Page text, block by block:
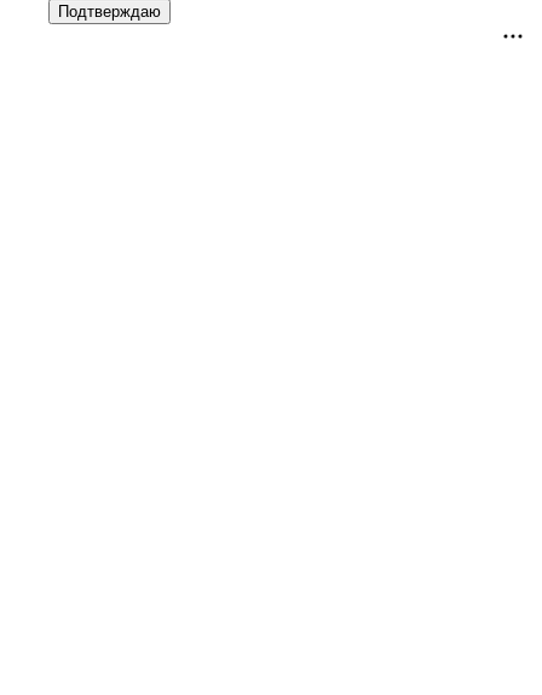
Подтверждаю